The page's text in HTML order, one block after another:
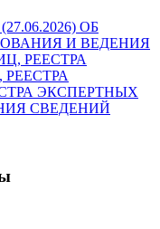
ОБ
И ВЕДЕНИЯ
РЕЕСТРА
ЭКСПЕРТНЫХ
СВЕДЕНИЙ